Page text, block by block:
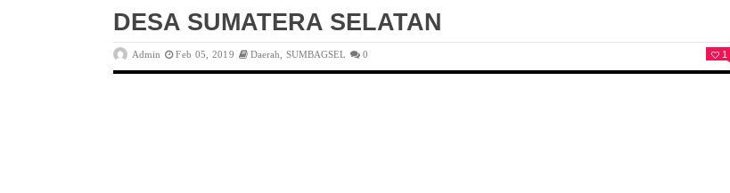
DESA SUMATERA SELATAN
Admin Feb 05, 2019 Daerah SUMBAGSEL 0 1